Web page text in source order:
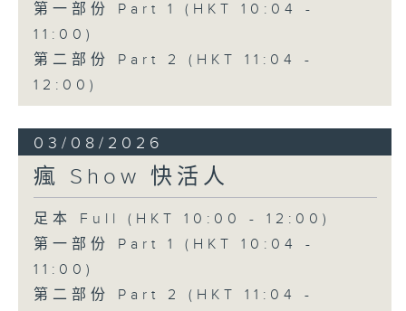
第一部份 Part 1 (HKT 10:04 -
11:00)
第二部份 Part 2 (HKT 11:04 -
12:00)
03/08/2026
瘋 Show 快活人
足本 Full (HKT 10:00 - 12:00)
第一部份 Part 1 (HKT 10:04 -
11:00)
第二部份 Part 2 (HKT 11:04 -